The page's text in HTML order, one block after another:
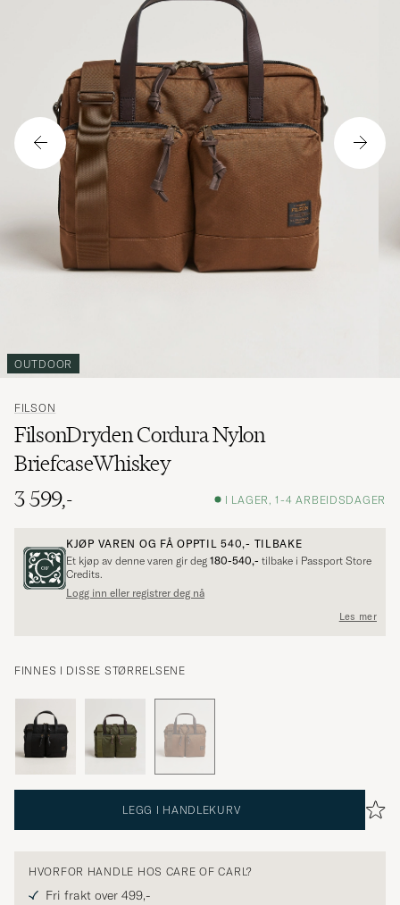
OUTDOOR
FILSON
FilsonDryden Cordura Nylon
BriefcaseWhiskey
3 599,-
I LAGER, 1-4 ARBEIDSDAGER
KJØP VAREN OG FÅ OPPTIL540,- TILBAKE
Et kjøp av denne varen gir deg 180-540,- tilbake i Passport Store
Credits.
Logg inn eller registrer deg nå
Les mer
FINNES I DISSE STØRRELSENE
LEGG I HANDLEKURV
HVORFOR HANDLE HOS CARE OF CARL?
Fri frakt over 499,-